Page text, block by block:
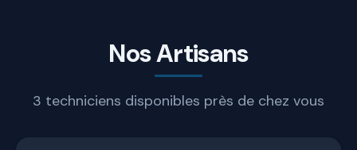
Nos Artisans
3 techniciens disponibles près de chez vous